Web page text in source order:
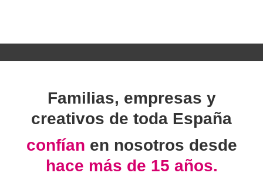
Familias, empresas y
creativos de toda España
confían en nosotros desde
hace más de 15 años.